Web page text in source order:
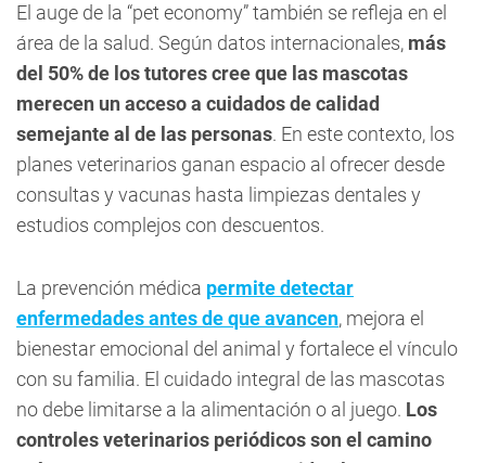
El auge de la “pet economy” también se refleja en el
área de la salud. Según datos internacionales, más
del 50% de los tutores cree que las mascotas
merecen un acceso a cuidados de calidad
semejante al de las personas. En este contexto, los
planes veterinarios ganan espacio al ofrecer desde
consultas y vacunas hasta limpiezas dentales y
estudios complejos con descuentos.
La prevención médica permite detectar
enfermedades antes de que avancen, mejora el
bienestar emocional del animal y fortalece el vínculo
con su familia. El cuidado integral de las mascotas
no debe limitarse a la alimentación o al juego. Los
controles veterinarios periódicos son el camino